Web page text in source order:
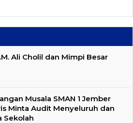
Ali Cholil dan Mimpi Besar
Musala SMAN 1 Jember
Minta Audit Menyeluruh dan
Sekolah